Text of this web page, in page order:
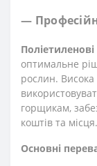
—
оптимальне
рослин. Висока
горщикам,
коштів та місця.
Основні